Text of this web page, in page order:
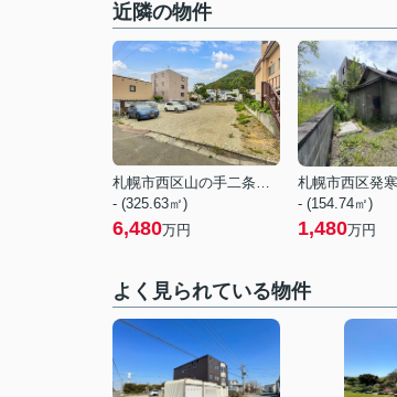
近隣の物件
札幌市西区山の手二条１１丁目
- (325.63㎡)
6,480万円
- (154.74㎡)
1,480万円
よく見られている物件